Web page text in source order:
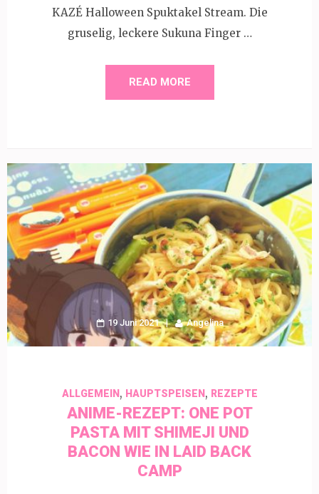
KAZÉ Halloween Spuktakel Stream. Die
gruselig, leckere Sukuna Finger …
READ MORE
19 Juni 2021 Angelina
ALLGEMEIN, HAUPTSPEISEN, REZEPTE
ANIME-REZEPT: ONE POT
PASTA MIT SHIMEJI UND
BACON WIE IN LAID BACK
CAMP